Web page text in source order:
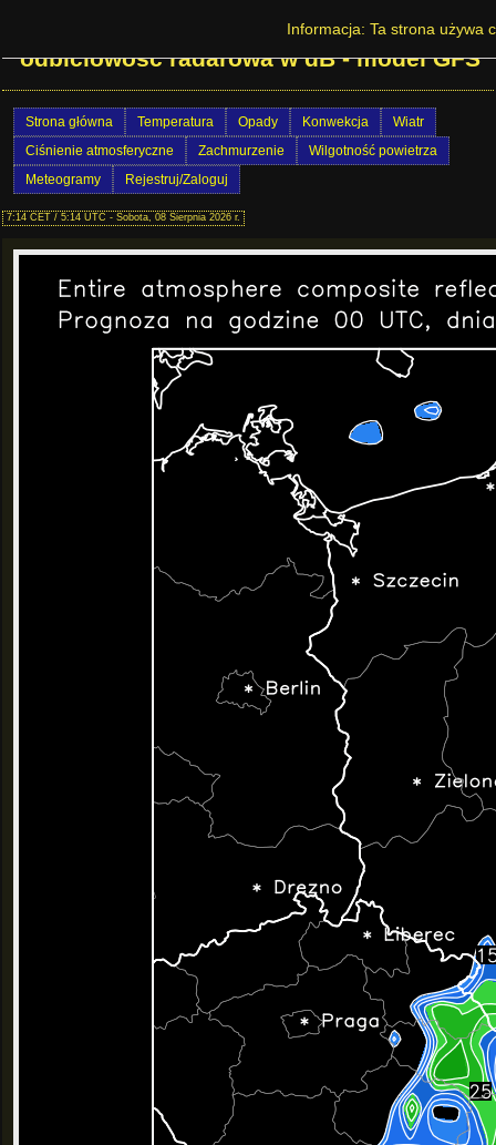
Prognoza pogody w Polsce - Maksymalna
odbiciowość radarowa w dB - model GFS
Strona główna Temperatura Opady Konwekcja
Wiatr
Ciśnienie atmosferyczne
Zachmurzenie
Wilgotność powietrza
Meteogramy
Rejestruj/Zaloguj
7:14 CET / 5:14 UTC - Sobota, 08 Sierpnia 2026 r.
Informacja: Ta strona używa